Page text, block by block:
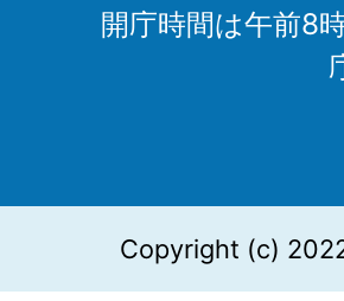
開庁時間は午前8
Copyright (c)